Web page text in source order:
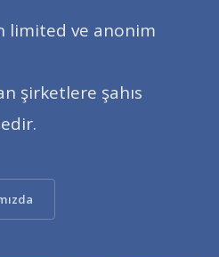
limited ve anonim
şirketlere şahıs